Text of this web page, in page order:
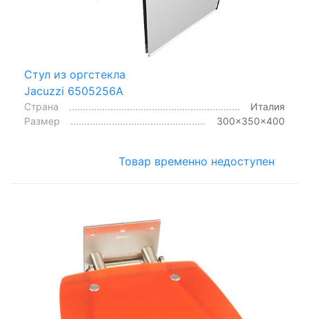
Стул из оргстекла
Jacuzzi 6505256A
Страна
Италия
Размер
300x350x400
Товар временно недоступен